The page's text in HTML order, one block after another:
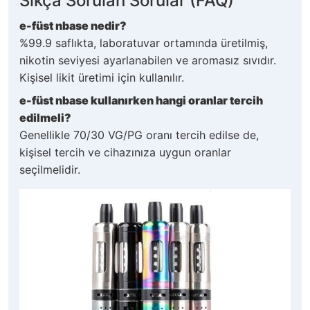
e-füst nbase nedir?
%99.9 saflıkta, laboratuvar ortamında üretilmiş,
nikotin seviyesi ayarlanabilen ve aromasız sıvıdır.
Kişisel likit üretimi için kullanılır.
e-füst nbase kullanırken hangi oranlar tercih
edilmeli?
Genellikle 70/30 VG/PG oranı tercih edilse de,
kişisel tercih ve cihazınıza uygun oranlar
seçilmelidir.